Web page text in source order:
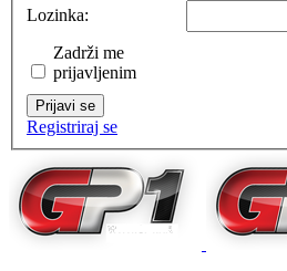
Lozinka:
Zadrži me
prijavljenim
Prijavi se
Registriraj se